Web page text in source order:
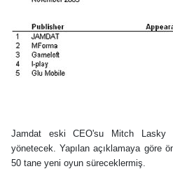
Jamdat eski CEO'su Mitch Lasky
yönetecek. Yapılan açıklamaya göre
50 tane yeni oyun süreceklermiş.